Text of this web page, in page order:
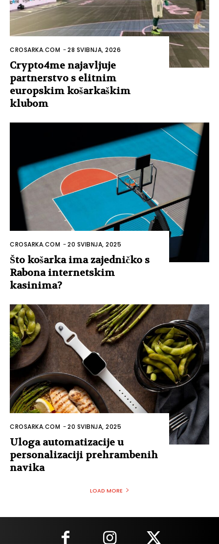
CROSARKA.COM -28 SVIBNJA, 2026
Crypto4me najavljuje
partnerstvo s elitnim
europskim košarkaškim
klubom
CROSARKA.COM -20 SVIBNJA, 2025
Što košarka ima zajedničko s
Rabona internetskim
kasinima?
CROSARKA.COM -20 SVIBNJA, 2025
Uloga automatizacije u
personalizaciji prehrambenih
navika
LOAD MORE